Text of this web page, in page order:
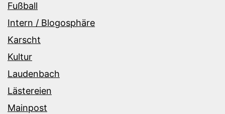
Fußball
Intern / Blogosphäre
Karscht
Kultur
Laudenbach
Lästereien
Mainpost